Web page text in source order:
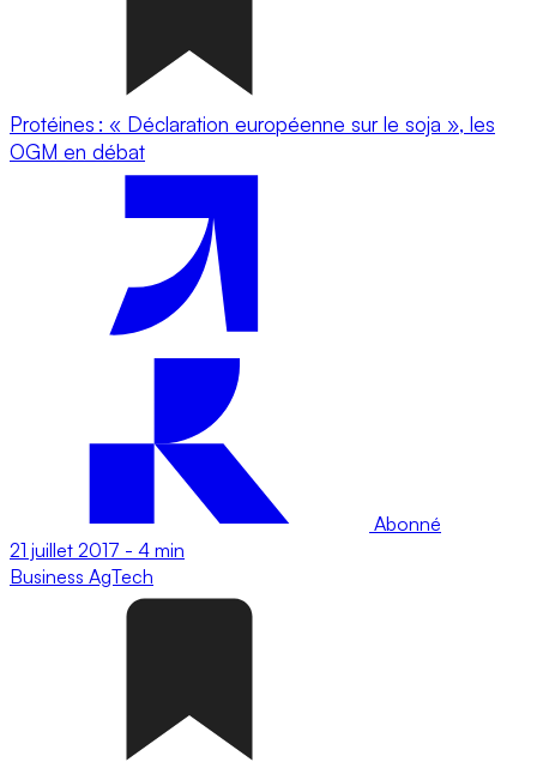
Protéines : « Déclaration européenne sur le soja », les
OGM en débat
Abonné
21 juillet 2017 - 4 min
Business AgTech